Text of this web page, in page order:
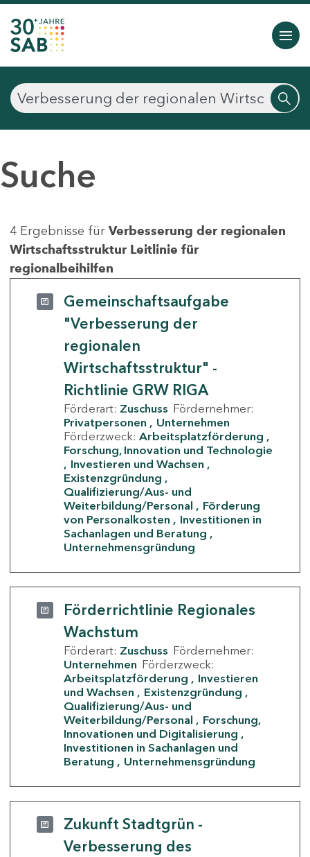
Suche
4 Ergebnisse für Verbesserung der regionalen
Wirtschaftsstruktur Leitlinie für
regionalbeihilfen
Gemeinschaftsaufgabe
"Verbesserung der
regionalen
Wirtschaftsstruktur" -
Richtlinie GRW RIGA
Förderart: Zuschuss Fördernehmer:
Privatpersonen
Unternehmen
Förderzweck: Arbeitsplatzförderung
Forschung, Innovation und Technologie
Investieren und Wachsen
Existenzgründung
Qualifizierung/Aus- und
Weiterbildung/Personal
Förderung
von Personalkosten
Investitionen in
Sachanlagen und Beratung
Unternehmensgründung
Förderrichtlinie Regionales
Wachstum
Förderart: Zuschuss Fördernehmer:
Unternehmen Förderzweck:
Arbeitsplatzförderung
Investieren
und Wachsen
Existenzgründung
Qualifizierung/Aus- und
Weiterbildung/Personal
Forschung,
Innovationen und Digitalisierung
Investitionen in Sachanlagen und
Beratung
Unternehmensgründung
Zukunft Stadtgrün -
Verbesserung des